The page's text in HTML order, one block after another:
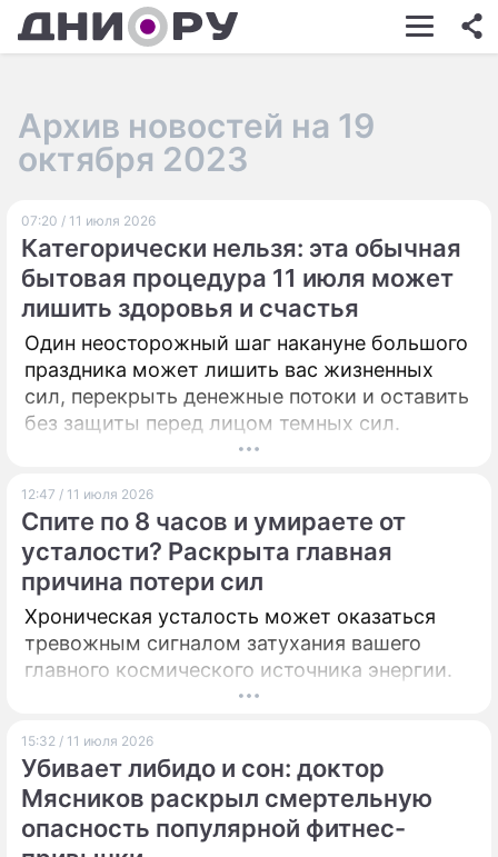
ШОУ-БИЗНЕС
КИНО
ЭКОНОМИКА
ПРОИСШЕСТВИЯ
СОННИК
СТИЛЬ ЖИЗНИ
Архив новостей на 19
октября 2023
07:20 / 11 июля 2026
Категорически нельзя: эта обычная
бытовая процедура 11 июля может
лишить здоровья и счастья
Один неосторожный шаг накануне большого
праздника может лишить вас жизненных
сил, перекрыть денежные потоки и оставить
без защиты перед лицом темных сил.
12:47 / 11 июля 2026
Спите по 8 часов и умираете от
усталости? Раскрыта главная
причина потери сил
Хроническая усталость может оказаться
тревожным сигналом затухания вашего
главного космического источника энергии.
15:32 / 11 июля 2026
Убивает либидо и сон: доктор
Мясников раскрыл смертельную
опасность популярной фитнес-